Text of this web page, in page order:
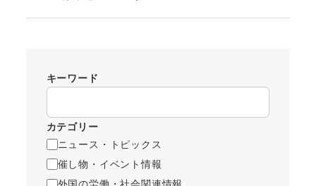
キーワード
カテゴリー
ニュース・トピックス
催し物・イベント情報